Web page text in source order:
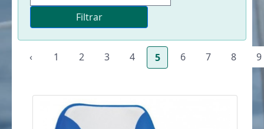
Filtrar
‹ 1 2 3 4 5 6 7 8 9